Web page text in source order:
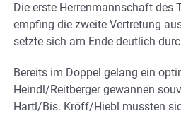
Die erste Herrenmannschaft des
empfing die zweite Vertretung
setzte sich am Ende deutlich
Bereits im Doppel gelang ein
Heindl/Reitberger gewannen
Hartl/Bis. Kröff/Hiebl mussten